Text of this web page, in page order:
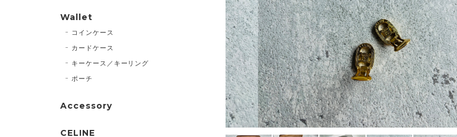
Wallet
コインケース
カードケース
キーケース／キーリング
ポーチ
Accessory
CELINE